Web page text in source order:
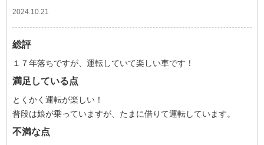
2024.10.21
総評
１７年落ちですが、運転していて楽しい車です！
満足している点
とくかく運転が楽しい！
普段は娘が乗っていますが、たまに借りて運転しています。
不満な点